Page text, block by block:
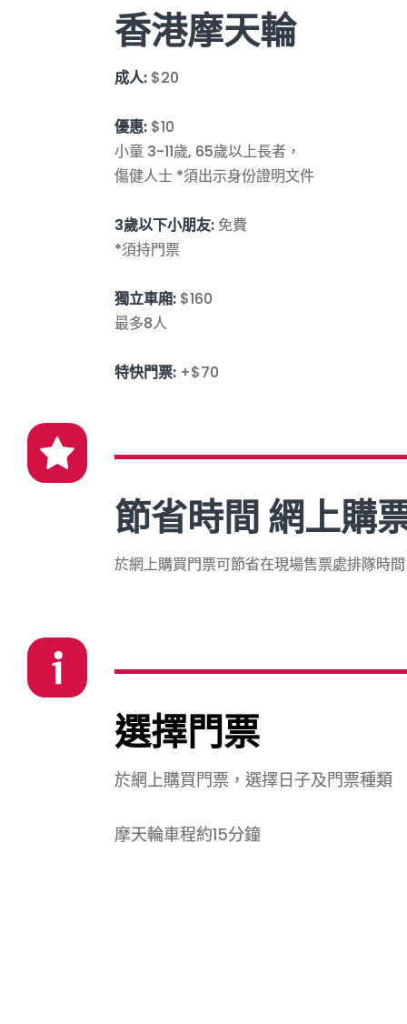
香港摩天輪
成人: $20
優惠: $10
小童 3-11歲, 65歲以上長者，
傷健人士 *須出示身份證明文件
3歲以下小朋友: 免費
*須持門票
獨立車廂: $160
最多8人
特快門票: +$70
節省時間 網上購
於網上購買門票可節省在現場售票處排隊時間
選擇門票
於網上購買門票，選擇日子及門票種類
摩天輪車程約15分鐘